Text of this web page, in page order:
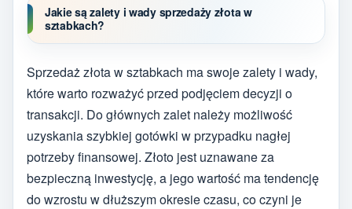
Jakie są zalety i wady sprzedaży złota w
sztabkach?
Sprzedaż złota w sztabkach ma swoje zalety i wady,
które warto rozważyć przed podjęciem decyzji o
transakcji. Do głównych zalet należy możliwość
uzyskania szybkiej gotówki w przypadku nagłej
potrzeby finansowej. Złoto jest uznawane za
bezpieczną inwestycję, a jego wartość ma tendencję
do wzrostu w dłuższym okresie czasu, co czyni je